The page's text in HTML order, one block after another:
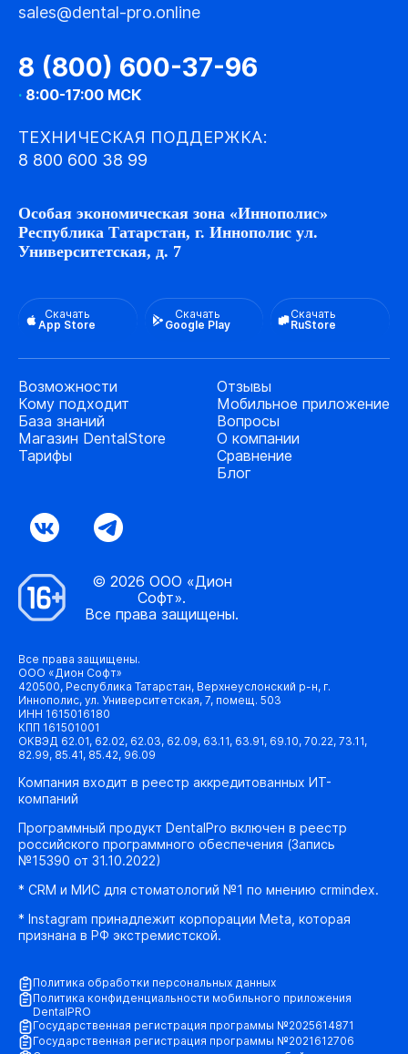
sales@dental-pro.online
8 (800) 600-37-96
· 8:00-17:00 МСК
ТЕХНИЧЕСКАЯ ПОДДЕРЖКА:
8 800 600 38 99
Особая экономическая зона «Иннополис»
Республика Татарстан, г. Иннополис ул.
Университетская, д. 7
Скачать
App Store
Скачать
Google Play
Скачать
RuStore
Возможности
Кому подходит
База знаний
Магазин DentalStore
Тарифы
Отзывы
Мобильное приложение
Вопросы
О компании
Сравнение
Блог
© 2026 ООО «Дион
Софт».
Все права защищены.
Все права защищены.
ООО «Дион Софт»
420500, Республика Татарстан, Верхнеуслонский р-н, г.
Иннополис, ул. Университетская, 7, помещ. 503
ИНН 1615016180
КПП 161501001
ОКВЭД 62.01, 62.02, 62.03, 62.09, 63.11, 63.91, 69.10, 70.22, 73.11,
82.99, 85.41, 85.42, 96.09
Компания входит в реестр аккредитованных ИТ-
компаний
Программный продукт DentalPro включен в реестр
российского программного обеспечения (Запись
№15390 от 31.10.2022)
* CRM и МИС для стоматологий №1 по мнению crmindex.
* Instagram принадлежит корпорации Meta, которая
признана в РФ экстремистской.
Политика обработки персональных данных
Политика конфиденциальности мобильного приложения
DentalPRO
Государственная регистрация программы №2025614871
Государственная регистрация программы №2021612706